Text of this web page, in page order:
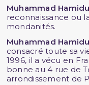
Muhammad
reconnaissance ou
mondanités.
Muhammad
consacré toute sa
1996, il a vécu en
bonne au 4 rue de
arrondissement de